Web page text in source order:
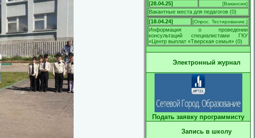
[28.04.25] [Вакансии]
Вакантные места для педагогов (0)
[18.04.24]
[Опрос. Тестирование. ]
Информация о проведении
консультаций специалистами ГКУ
«Центр выплат «Тверская семья» (0)
Электронный журнал
Подать заявку программисту
Запись в школу